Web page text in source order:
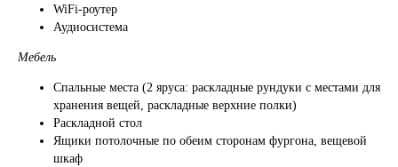
WiFi-роутер
Аудиосистема
Мебель
Спальные места (2 яруса: раскладные рундуки с местами для
хранения вещей, раскладные верхние полки)
Раскладной стол
Ящики потолочные по обеим сторонам фургона, вещевой
шкаф